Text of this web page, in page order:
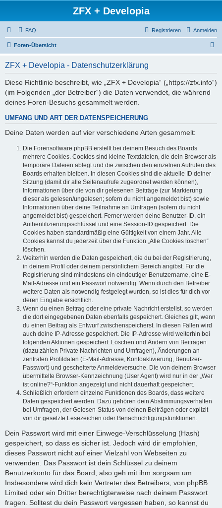
ZFX + Developia
FAQ Anmelden
Registrieren
Foren-Übersicht
ZFX + Developia - Datenschutzerklärung
Diese Richtlinie beschreibt, wie „ZFX + Developia“ („https://zfx.info“)
(im Folgenden „der Betreiber“) die Daten verwendet, die während
deines Foren-Besuchs gesammelt werden.
UMFANG UND ART DER DATENSPEICHERUNG
Deine Daten werden auf vier verschiedene Arten gesammelt:
Die Forensoftware phpBB erstellt bei deinem Besuch des Boards
mehrere Cookies. Cookies sind kleine Textdateien, die dein Browser als
temporäre Dateien ablegt und die zwischen den einzelnen Aufrufen des
Boards erhalten bleiben. In diesen Cookies sind die aktuelle ID deiner
Sitzung (damit dir alle Seitenaufrufe zugeordnet werden können),
Informationen über die von dir gelesenen Beiträge (zur Markierung
dieser als gelesen/ungelesen; sofern du nicht angemeldet bist) sowie
Informationen über deine Teilnahme an Umfragen (sofern du nicht
angemeldet bist) gespeichert. Ferner werden deine Benutzer-ID, ein
Authentifizierungsschlüssel und eine Session-ID gespeichert. Die
Cookies haben standardmäßig eine Gültigkeit von einem Jahr. Alle
Cookies kannst du jederzeit über die Funktion „Alle Cookies löschen“
löschen.
Weiterhin werden die Daten gespeichert, die du bei der Registrierung,
in deinem Profil oder deinem persönlichem Bereich angibst. Für die
Registrierung sind mindestens ein eindeutiger Benutzername, eine E-
Mail-Adresse und ein Passwort notwendig. Wenn durch den Betreiber
weitere Daten als notwendig festgelegt wurden, so ist dies für dich vor
deren Eingabe ersichtlich.
Wenn du einen Beitrag oder eine private Nachricht erstellst, so werden
die dort eingegebenen Daten ebenfalls gespeichert. Gleiches gilt, wenn
du einen Beitrag als Entwurf zwischenspeicherst. In diesen Fällen wird
auch deine IP-Adresse gespeichert. Die IP-Adresse wird weiterhin bei
folgenden Aktionen gespeichert: Löschen und Ändern von Beiträgen
(dazu zählen Private Nachrichten und Umfragen), Änderungen an
zentralen Profildaten (E-Mail-Adresse, Kontoaktivierung, Benutzer-
Passwort) und gescheiterte Anmeldeversuche. Die von deinem Browser
übermittelte Browser-Kennzeichnung (User Agent) wird nur in der „Wer
ist online?“-Funktion angezeigt und nicht dauerhaft gespeichert.
Schließlich erfordern einzelne Funktionen des Boards, dass weitere
Daten gespeichert werden. Dazu gehören dein Abstimmungsverhalten
bei Umfragen, der Gelesen-Status von deinen Beiträgen oder explizit
von dir gesetzte Lesezeichen oder Benachrichtigungsfunktionen.
Dein Passwort wird mit einer Einwege-Verschlüsselung (Hash)
gespeichert, so dass es sicher ist. Jedoch wird dir empfohlen,
dieses Passwort nicht auf einer Vielzahl von Webseiten zu
verwenden. Das Passwort ist dein Schlüssel zu deinem
Benutzerkonto für das Board, also geh mit ihm sorgsam um.
Insbesondere wird dich kein Vertreter des Betreibers, von phpBB
Limited oder ein Dritter berechtigterweise nach deinem Passwort
fragen. Solltest du dein Passwort vergessen haben, so kannst du